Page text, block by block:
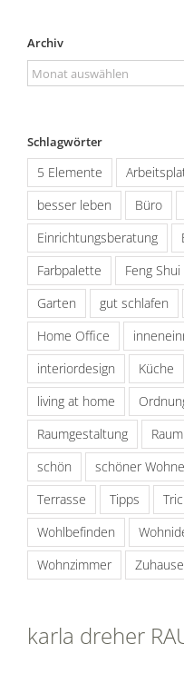
Archiv
Archiv
Schlagwörter
5 Elemente
besser leben
Büro
Einrichtungsberatung
Farbpalette
Feng Shui
Garten
gut schlafen
Home Office
interiordesign
Küche
living at home
Raumgestaltung
schön
schöner
Terrasse
Tipps
Wohlbefinden
Wohnzimmer
Zuhause
karla dreher